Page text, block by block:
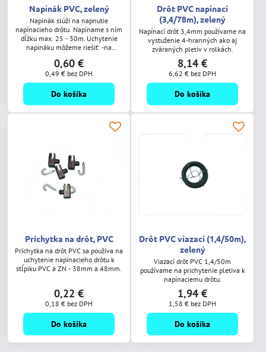
Napinák PVC, zelený
Napinák slúži na napnutie
napínacieho drôtu. Napíname s ním
dĺžku max. 25 - 30m. Uchytenie
napináku môžeme riešiť: -na
pomocou objímky
0,60 €
0,49 € bez DPH
Do košíka
Drôt PVC napínací
(3,4/78m), zelený
Napínací drôt 3,4mm používame na
vystuženie 4-hranných ako aj
zváraných pletív v rolkách.
8,14 €
6,62 € bez DPH
Do košíka
Príchytka na drôt, PVC
Príchytka na drôt PVC sa používa na
uchytenie napínacieho drôtu k
stĺpiku PVC a ZN - 38mm a 48mm.
0,22 €
0,18 € bez DPH
Do košíka
Drôt PVC viazací (1,4/50m),
zelený
Viazací drôt PVC 1,4/50m
používame na prichytenie pletiva k
napínaciemu drôtu.
1,94 €
1,58 € bez DPH
Do košíka